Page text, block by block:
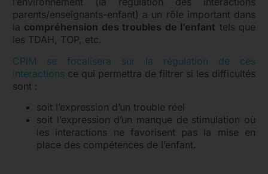
parents/enseignants-enfant) a un rôle important dans
la compréhension des troubles de l’enfant tels que
les TDAH, TOP, etc.
CPIM se focalisera sur la régulation de ces
interactions ce qui permettra de filtrer si les difficultés
sont :
soit l’expression d’un trouble réel
soit l’expression d’un manque de stimulation où
les interactions ne favorisent pas la mise en
place des compétences de l’enfant.